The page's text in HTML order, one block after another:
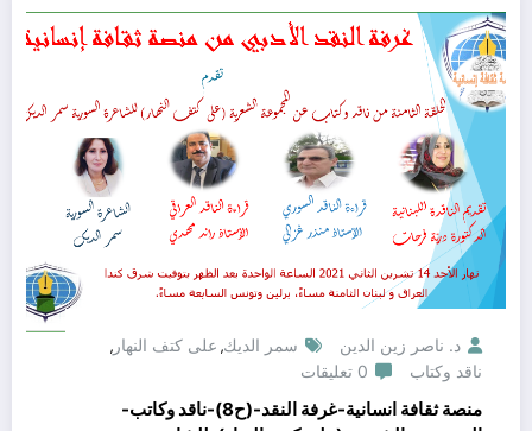
د. ناصر زين الدين سمر الديك, على كتف النهار ,
ناقد وكتاب
0 تعليقات
منصة ثقافة انسانية-غرفة النقد-(ح8)-ناقد وكاتب-